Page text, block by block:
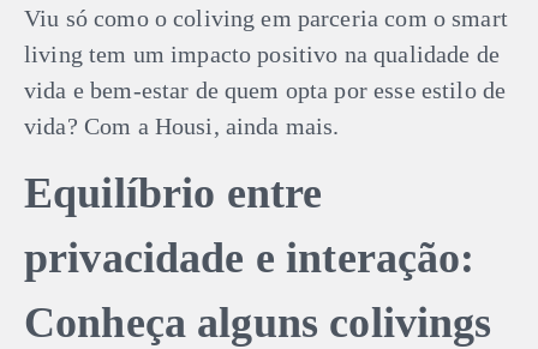
Viu só como o coliving em parceria com o smart
living tem um impacto positivo na qualidade de
vida e bem-estar de quem opta por esse estilo de
vida? Com a Housi, ainda mais.
Equilíbrio entre
privacidade e interação:
Conheça alguns colivings